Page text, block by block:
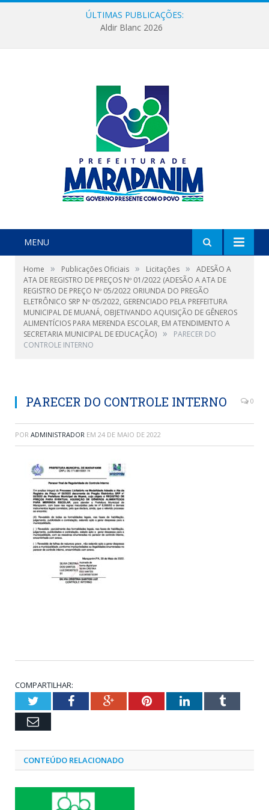
ÚLTIMAS PUBLICAÇÕES:
Aldir Blanc 2026
MENU
Home » Publicações Oficiais » Licitações »
ADESÃO A
ATA DE REGISTRO DE PREÇOS Nº 01/2022 (ADESÃO A ATA DE
REGISTRO DE PREÇO Nº 05/2022 ORIUNDA DO PREGÃO
ELETRÔNICO SRP Nº 05/2022, GERENCIADO PELA PREFEITURA
MUNICIPAL DE MUANÁ, OBJETIVANDO AQUISIÇÃO DE GÊNEROS
ALIMENTÍCIOS PARA MERENDA ESCOLAR, EM ATENDIMENTO A
SECRETARIA MUNICIPAL DE EDUCAÇÃO) »
PARECER DO
CONTROLE INTERNO
PARECER DO CONTROLE INTERNO 0
POR ADMINISTRADOR EM 24 DE MAIO DE 2022
COMPARTILHAR:
TwitterFacebookGoogle+PinterestLinkedInTumblr
Email
CONTEÚDO RELACIONADO